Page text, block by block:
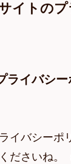
イトの
ライバシ
イバシーポ
ださいね。